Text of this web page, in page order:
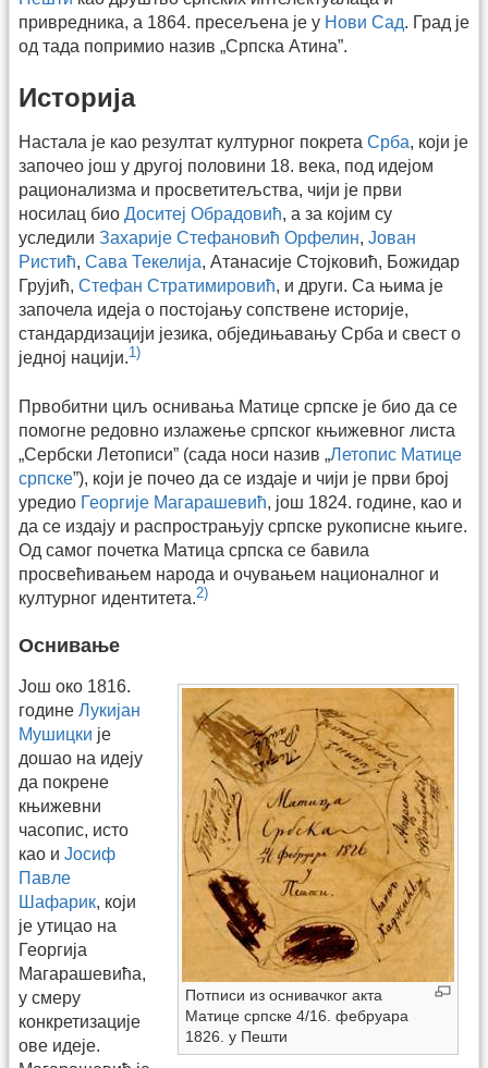
привредника, а 1864. пресељена је у Нови Сад. Град је
од тада попримио назив „Српска Атина”.
Историја
Настала је као резултат културног покрета Срба, који је
започео још у другој половини 18. века, под идејом
рационализма и просветитељства, чији је први
носилац био Доситеј Обрадовић, а за којим су
уследили Захарије Стефановић Орфелин, Јован
Ристић, Сава Текелија, Атанасије Стојковић, Божидар
Грујић, Стефан Стратимировић, и други. Са њима је
започела идеја о постојању сопствене историје,
стандардизацији језика, обједињавању Срба и свест о
једној нацији.1)
Првобитни циљ оснивања Матице српске је био да се
помогне редовно излажење српског књижевног листа
„Сербски Летописи” (сада носи назив „Летопис Матице
српске”), који је почео да се издаје и чији је први број
уредио Георгије Магарашевић, још 1824. године, као и
да се издају и распрострањују српске рукописне књиге.
Од самог почетка Матица српска се бавила
просвећивањем народа и очувањем националног и
културног идентитета.2)
Оснивање
Потписи из оснивачког акта
Матице српске 4/16. фебруара
1826. у Пешти
Још око 1816.
године Лукијан
Мушицки је
дошао на идеју
да покрене
књижевни
часопис, исто
као и Јосиф
Павле
Шафарик, који
је утицао на
Георгија
Магарашевића,
у смеру
конкретизације
ове идеје.